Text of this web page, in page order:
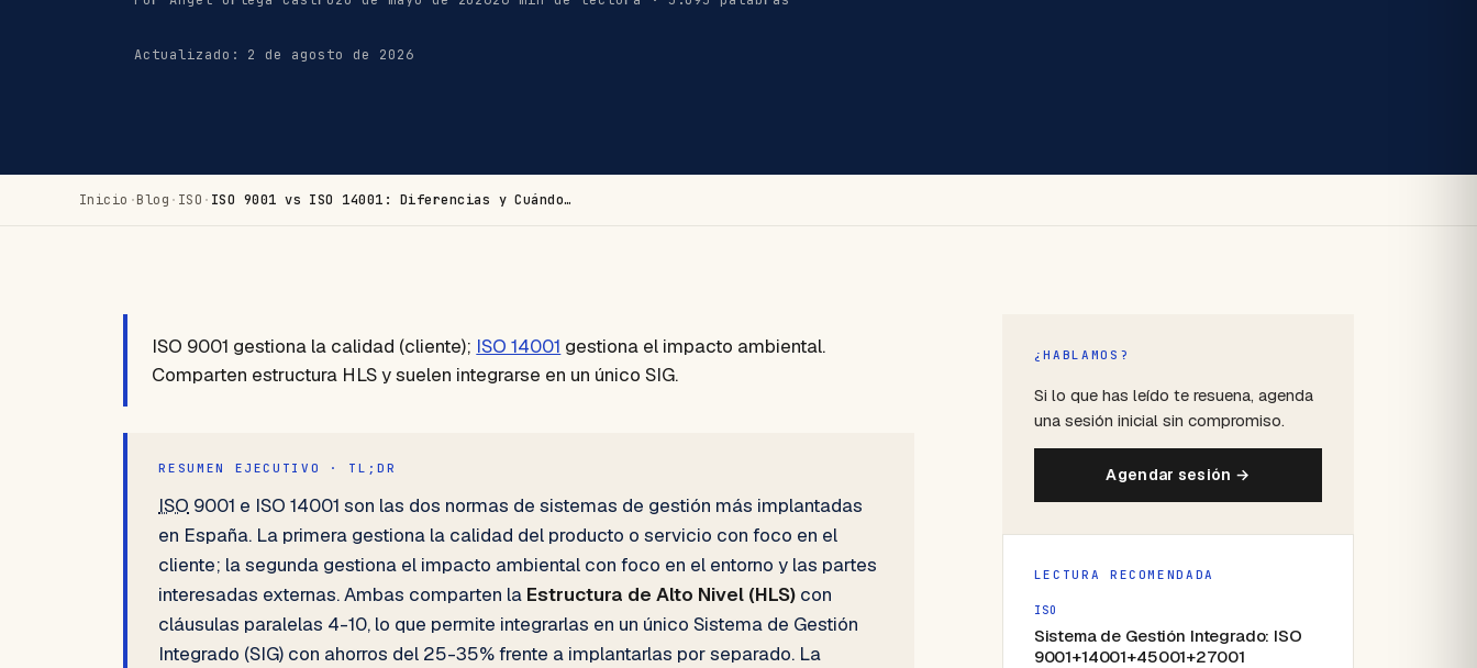
Actualizado: 2 de agosto de 2026
Inicio ·Blog · ISO · ISO 9001 vs ISO 14001: Diferencias y Cuándo…
ISO 9001 gestiona la calidad (cliente); ISO 14001 gestiona el impacto ambiental.
Comparten estructura HLS y suelen integrarse en un único SIG.
RESUMEN EJECUTIVO · TL;DR
ISO 9001 e ISO 14001 son las dos normas de sistemas de gestión más implantadas
en España. La primera gestiona la calidad del producto o servicio con foco en el
cliente; la segunda gestiona el impacto ambiental con foco en el entorno y las partes
interesadas externas. Ambas comparten la Estructura de Alto Nivel (HLS) con
cláusulas paralelas 4-10, lo que permite integrarlas en un único Sistema de Gestión
Integrado (SIG) con ahorros del 25-35% frente a implantarlas por separado. La
¿HABLAMOS?
Si lo que has leído te resuena, agenda
una sesión inicial sin compromiso.
Agendar sesión →
LECTURA RECOMENDADA
ISO
Sistema de Gestión Integrado: ISO
9001+14001+45001+27001